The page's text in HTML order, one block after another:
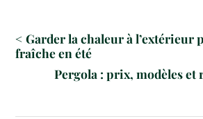
< Garder la chaleur à l’extérieur
fraîche en été
Pergola : prix, modèles et